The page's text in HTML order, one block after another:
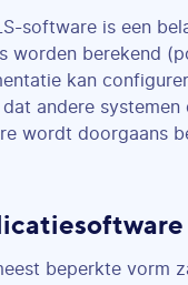
software is een
worden berekend
kan
andere systemen
wordt doorgaans
beperkte vorm